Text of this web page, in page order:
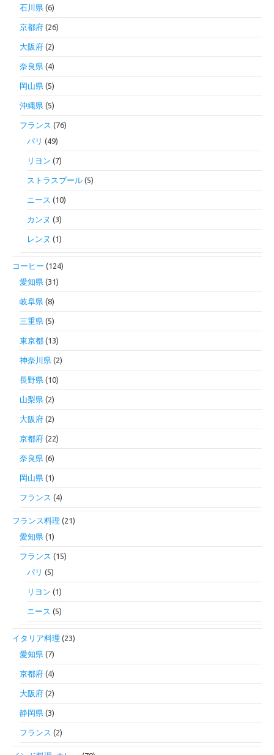
石川県 (6)
京都府 (26)
大阪府 (2)
奈良県 (4)
岡山県 (5)
沖縄県 (5)
フランス (76)
パリ (49)
リヨン (7)
ストラスブール (5)
ニース (10)
カンヌ (3)
レンヌ (1)
コーヒー (124)
愛知県 (31)
岐阜県 (8)
三重県 (5)
東京都 (13)
神奈川県 (2)
長野県 (10)
山梨県 (2)
大阪府 (2)
京都府 (22)
奈良県 (6)
岡山県 (1)
フランス (4)
フランス料理 (21)
愛知県 (1)
フランス (15)
パリ (5)
リヨン (1)
ニース (5)
イタリア料理 (23)
愛知県 (7)
京都府 (4)
大阪府 (2)
静岡県 (3)
フランス (2)